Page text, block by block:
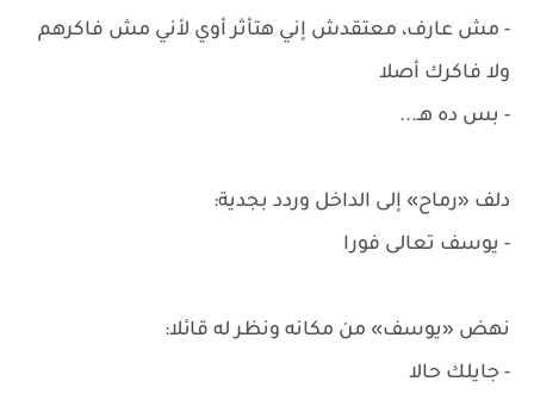
- مش عارف، معتقدش إني هتأثر أوي لأني مش فاكرهم
ولا فاكرك أصلا
- بس ده هـ...
دلف «رماح» إلى الداخل وردد بجدية:
- يوسف تعالى فورا
نهض «يوسف» من مكانه ونظر له قائلا:
- جايلك حالا